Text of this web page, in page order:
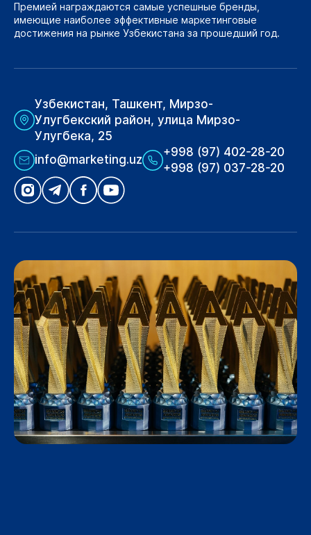
Премией награждаются самые успешные бренды,
имеющие наиболее эффективные маркетинговые
достижения на рынке Узбекистана за прошедший год.
Узбекистан, Ташкент, Мирзо-
Улугбекский район, улица Мирзо-
Улугбека, 25
info@marketing.uz
+998 (97) 402-28-20
+998 (97) 037-28-20